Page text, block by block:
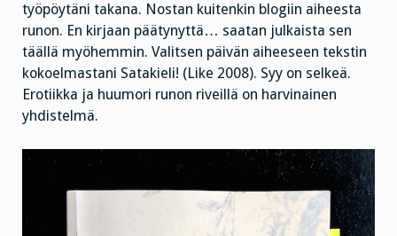
työpöytäni takana. Nostan kuitenkin blogiin aiheesta
runon. En kirjaan päätynyttä… saatan julkaista sen
täällä myöhemmin. Valitsen päivän aiheeseen tekstin
kokoelmastani Satakieli! (Like 2008). Syy on selkeä.
Erotiikka ja huumori runon riveillä on harvinainen
yhdistelmä.